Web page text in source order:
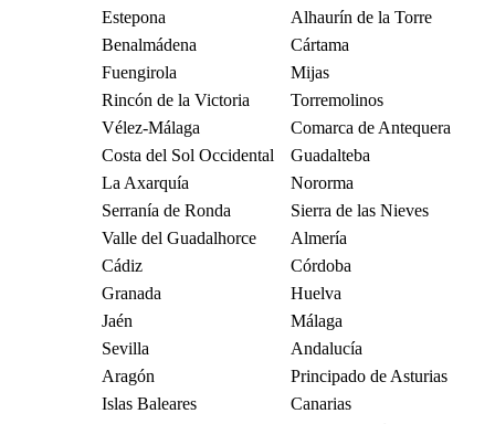
Estepona
Alhaurín de la Torre
Benalmádena
Cártama
Fuengirola
Mijas
Rincón de la Victoria
Torremolinos
Vélez-Málaga
Comarca de Antequera
Costa del Sol Occidental
Guadalteba
La Axarquía
Nororma
Serranía de Ronda
Sierra de las Nieves
Valle del Guadalhorce
Almería
Cádiz
Córdoba
Granada
Huelva
Jaén
Málaga
Sevilla
Andalucía
Aragón
Principado de Asturias
Islas Baleares
Canarias